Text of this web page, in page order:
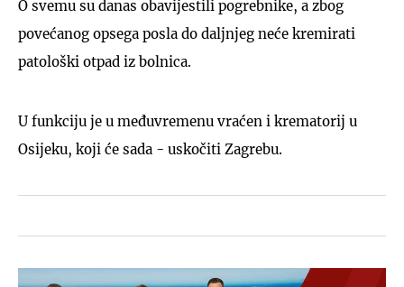
O svemu su danas obavijestili pogrebnike, a zbog
povećanog opsega posla do daljnjeg neće kremirati
patološki otpad iz bolnica.
U funkciju je u međuvremenu vraćen i krematorij u
Osijeku, koji će sada - uskočiti Zagrebu.